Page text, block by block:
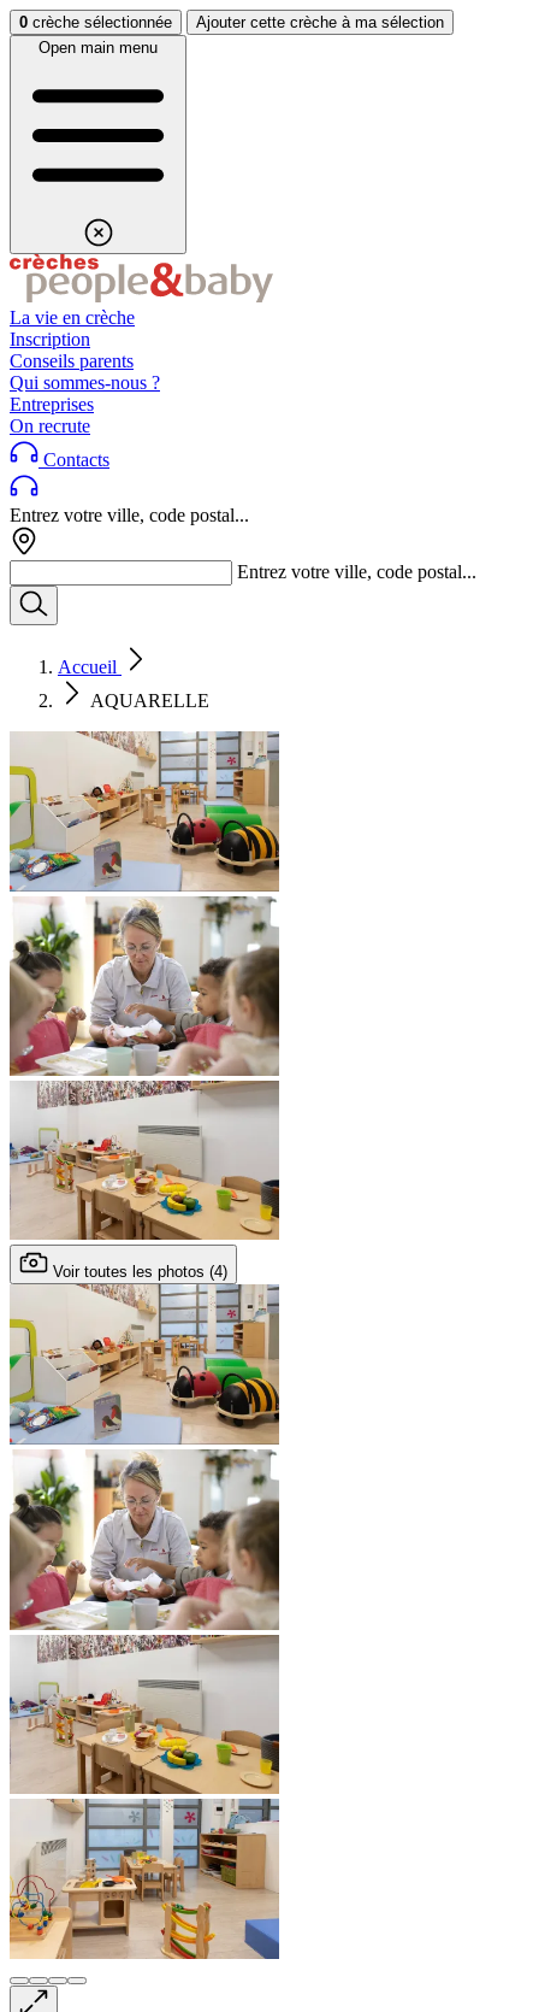
Aller au contenuAller au footer
0 crèche sélectionnée
Ajouter cette crèche à ma sélection
Open main menu
La vie en crèche
Inscription
Conseils parents
Qui sommes-nous ?
Entreprises
On recrute
Contacts
Entrez votre ville, code postal...
Entrez votre ville, code postal...
Accueil
AQUARELLE
Voir toutes les photos (4)